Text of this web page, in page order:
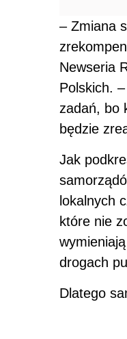
– Zmiana
Newseria
Polskich.
zadań, bo
będzie
Jak
lokalnych
które nie
drogach
Dlatego